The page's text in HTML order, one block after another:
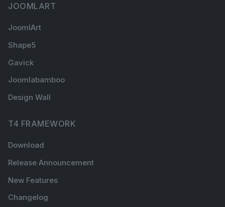
JOOMLART
JoomlArt
Shape5
Gavick
Joomlabamboo
Design Wall
T4 FRAMEWORK
Download
Release Announcement
New Features
Changelog